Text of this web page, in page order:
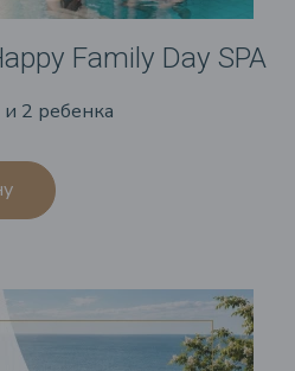
Family Day SPA
2 ребенка